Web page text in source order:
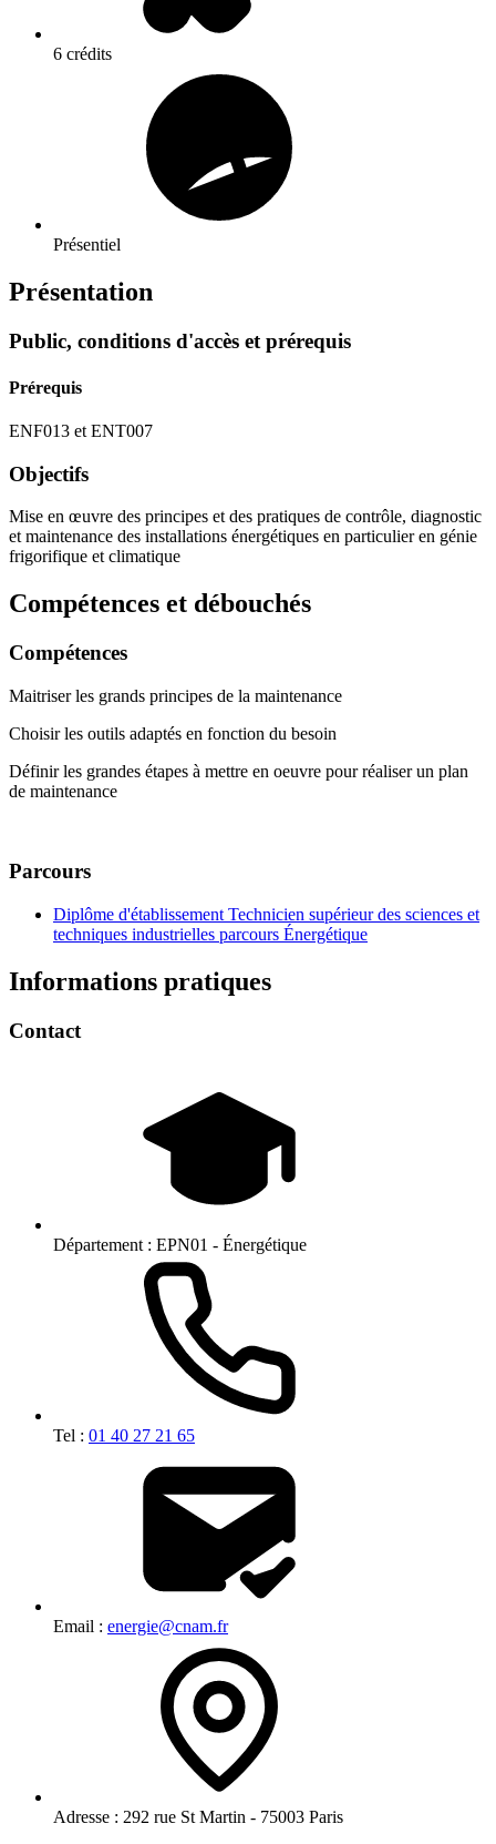
6 crédits
Présentiel
Présentation
Public, conditions d'accès et prérequis
Prérequis
ENF013 et ENT007
Objectifs
Mise en œuvre des principes et des pratiques de contrôle, diagnostic
et maintenance des installations énergétiques en particulier en génie
frigorifique et climatique
Compétences et débouchés
Compétences
Maitriser les grands principes de la maintenance
Choisir les outils adaptés en fonction du besoin
Définir les grandes étapes à mettre en oeuvre pour réaliser un plan
de maintenance
Parcours
Diplôme d'établissement Technicien supérieur des sciences et
techniques industrielles parcours Énergétique
Informations pratiques
Contact
Département : EPN01 - Énergétique
Tel : 01 40 27 21 65
Email : energie@cnam.fr
Adresse : 292 rue St Martin - 75003 Paris